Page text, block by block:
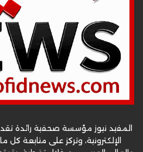
المفيد نيوز مؤسسة صحفية رائدة
الإلكترونية، وتركز على متابعة